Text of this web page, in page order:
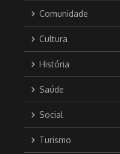
Comunidade
Cultura
História
Saúde
Social
Turismo